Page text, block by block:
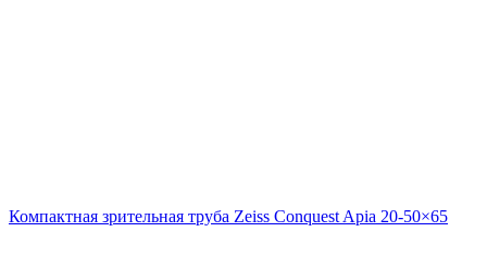
Компактная зрительная труба Zeiss Conquest Apia 20-50×65